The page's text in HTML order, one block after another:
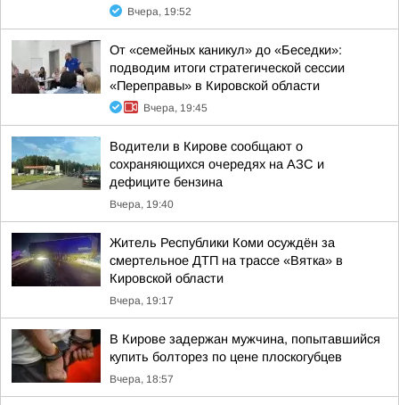
Вчера, 19:52
От «семейных каникул» до «Беседки»:
подводим итоги стратегической сессии
«Переправы» в Кировской области
Вчера, 19:45
Водители в Кирове сообщают о
сохраняющихся очередях на АЗС и
дефиците бензина
Вчера, 19:40
Житель Республики Коми осуждён за
смертельное ДТП на трассе «Вятка» в
Кировской области
Вчера, 19:17
В Кирове задержан мужчина, попытавшийся
купить болторез по цене плоскогубцев
Вчера, 18:57